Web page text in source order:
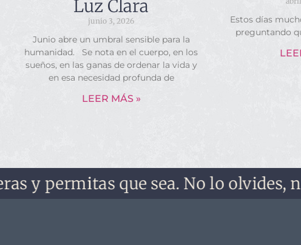
Luz Clara
junio 3, 2026
Junio abre un umbral sensible para la
humanidad. Se nota en el cuerpo, en los
sueños, en las ganas de ordenar la vida y
en esa necesidad profunda de
LEER MÁS »
Estos días
preguntando
que sea. No lo olvides, no te